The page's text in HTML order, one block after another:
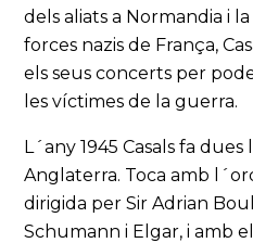
dels aliats a Normandia i
forces nazis de França,
els seus concerts per
les víctimes de la guerra.
L´any 1945 Casals fa dues
Anglaterra. Toca amb
dirigida per Sir Adrian
Schumann i Elgar, i amb